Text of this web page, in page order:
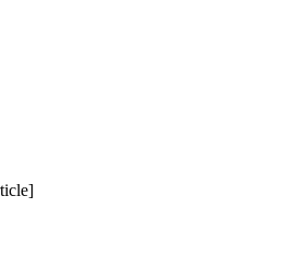
[pdf_attachment file="1" name="Download Article"]